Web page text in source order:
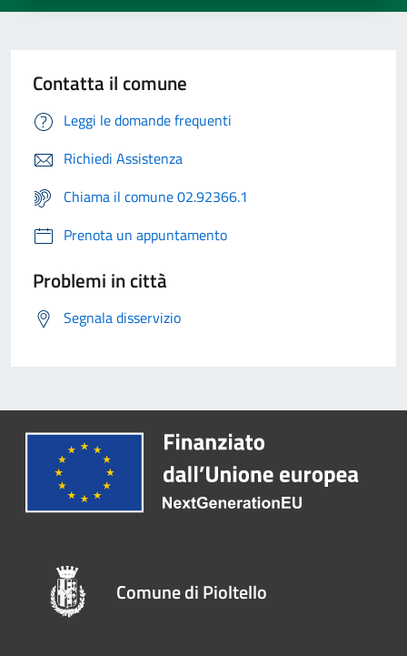
Contatta il comune
Leggi le domande frequenti
Richiedi Assistenza
Chiama il comune 02.92366.1
Prenota un appuntamento
Problemi in città
Segnala disservizio
Comune di Pioltello